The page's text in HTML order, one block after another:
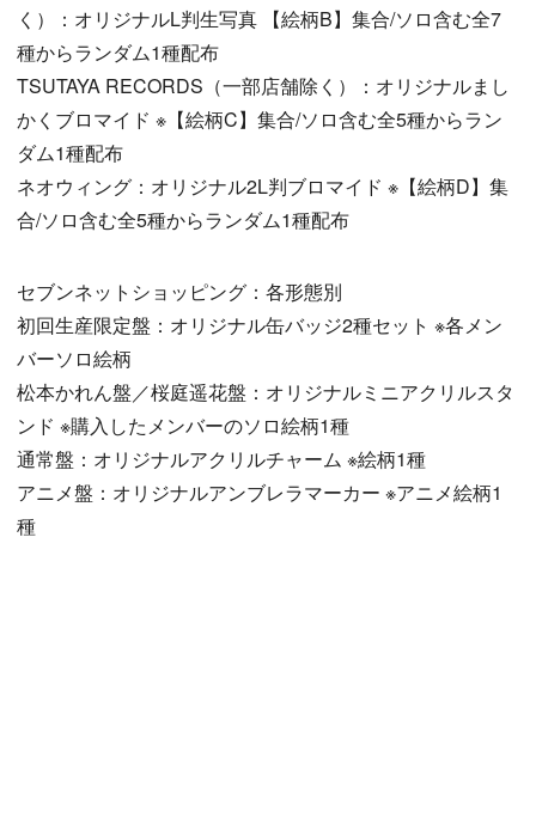
く）：オリジナルL判生写真 【絵柄B】集合/ソロ含む全7
種からランダム1種配布
TSUTAYA RECORDS（一部店舗除く）：オリジナルまし
かくブロマイド ※【絵柄C】集合/ソロ含む全5種からラン
ダム1種配布
ネオウィング：オリジナル2L判ブロマイド ※【絵柄D】集
合/ソロ含む全5種からランダム1種配布
セブンネットショッピング：各形態別
初回生産限定盤：オリジナル缶バッジ2種セット ※各メン
バーソロ絵柄
松本かれん盤／桜庭遥花盤：オリジナルミニアクリルスタ
ンド ※購入したメンバーのソロ絵柄1種
通常盤：オリジナルアクリルチャーム ※絵柄1種
アニメ盤：オリジナルアンブレラマーカー ※アニメ絵柄1
種